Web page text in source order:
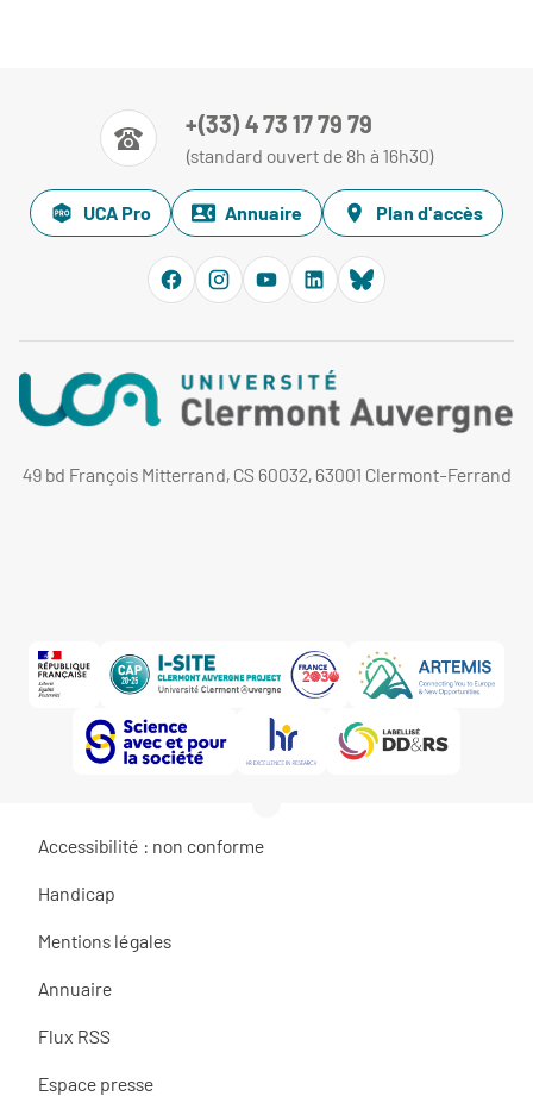
+(33) 4 73 17 79 79
(standard ouvert de 8h à 16h30)
UCA Pro Annuaire Plan d'accès
49 bd François Mitterrand, CS 60032, 63001 Clermont-Ferrand
Accessibilité : non conforme
Handicap
Mentions légales
Annuaire
Flux RSS
Espace presse